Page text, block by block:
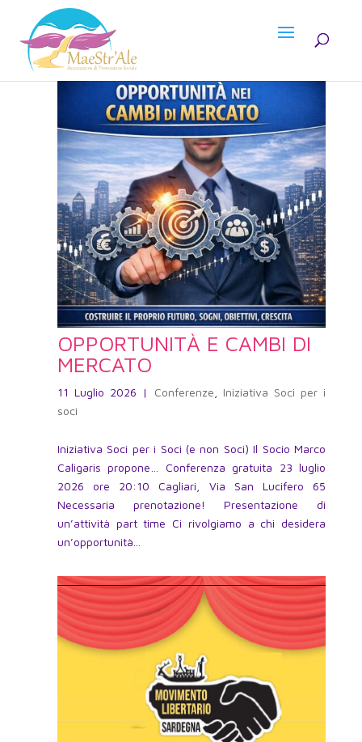
OPPORTUNITÀ E CAMBI DI
MERCATO
11 Luglio 2026 | Conferenze
Iniziativa Soci per i
soci
Iniziativa Soci per i Soci (e non Soci) Il Socio Marco
Caligaris propone… Conferenza gratuita 23 luglio
2026 ore 20:10 Cagliari, Via San Lucifero 65
Necessaria prenotazione! Presentazione di
un’attività part time Ci rivolgiamo a chi desidera
un’opportunità...